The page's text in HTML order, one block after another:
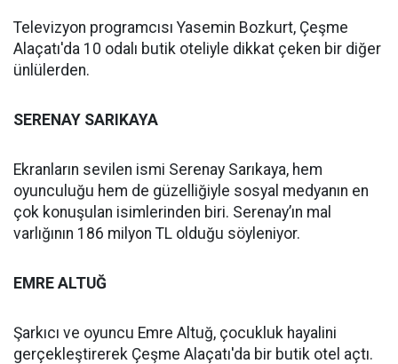
Televizyon programcısı Yasemin Bozkurt, Çeşme
Alaçatı'da 10 odalı butik oteliyle dikkat çeken bir diğer
ünlülerden.
SERENAY SARIKAYA
Ekranların sevilen ismi Serenay Sarıkaya, hem
oyunculuğu hem de güzelliğiyle sosyal medyanın en
çok konuşulan isimlerinden biri. Serenay’ın mal
varlığının 186 milyon TL olduğu söyleniyor.
EMRE ALTUĞ
Şarkıcı ve oyuncu Emre Altuğ, çocukluk hayalini
gerçekleştirerek Çeşme Alaçatı'da bir butik otel açtı.